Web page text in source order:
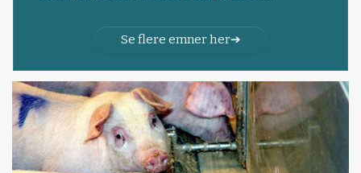
Se flere emner her